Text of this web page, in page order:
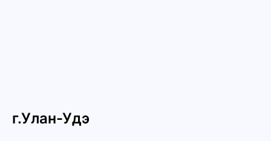
г.Улан-Удэ